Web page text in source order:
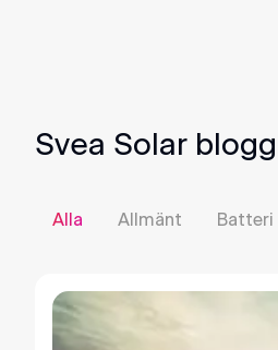
Svea Solar blogg
Alla Allmänt Batteri